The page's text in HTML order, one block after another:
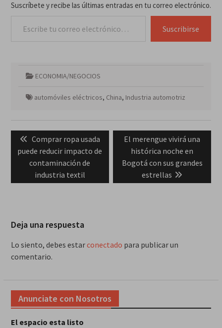
Suscríbete y recibe las últimas entradas en tu correo electrónico.
Suscribirse
ECONOMIA/NEGOCIOS
automóviles eléctricos, China, Industria automotriz
Navegación
de
entradas
Previous
post:
Comprar ropa usada
puede reducir impacto de
contaminación de
industria textil
Next
post:
El merengue vivirá una
histórica noche en
Bogotá con sus grandes
estrellas
Deja una respuesta
Lo siento, debes estarconectado para publicar un
comentario.
Anunciate con Nosotros
El espacio esta listo